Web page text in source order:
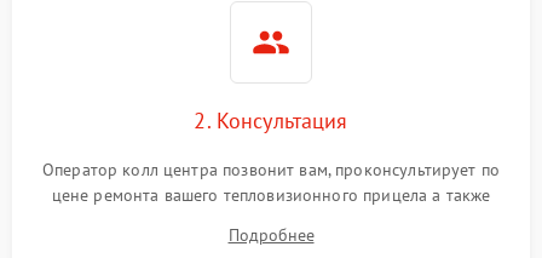
1500 ₽
Неисправность системы
защиты от замыкания
1500 ₽ Подробнее →
2. Консультация
Оператор колл центра позвонит вам, проконсультирует по
цене ремонта вашего тепловизионного прицела а также
Подробнее